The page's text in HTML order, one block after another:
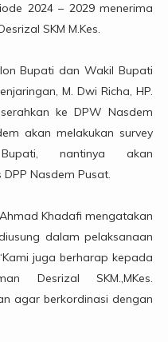
2024 – 2029 menerima
SKM M.Kes.
Bupati dan Wakil Bupati
M. Dwi Richa, HP.
ke DPW Nasdem
akan melakukan survey
nantinya akan
Nasdem Pusat.
Khadafi mengatakan
dalam pelaksanaan
juga berharap kepada
Desrizal SKM.,MKes.
agar berkordinasi dengan